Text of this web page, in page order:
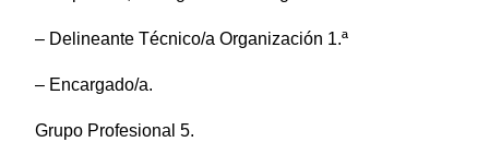
– Delineante Técnico/a Organización 1.ª
– Encargado/a.
Grupo Profesional 5.